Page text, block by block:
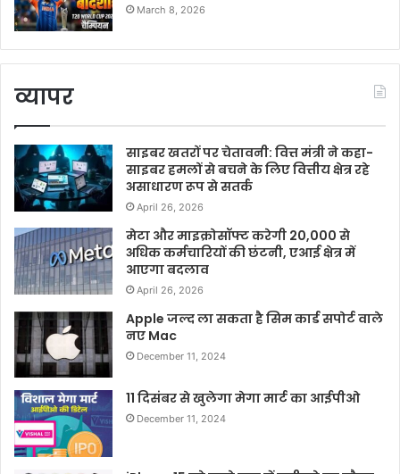
March 8, 2026
व्यापर
साइबर खतरों पर चेतावनी: वित्त मंत्री ने कहा-
साइबर हमलों से बचने के लिए वित्तीय क्षेत्र रहे
असाधारण रूप से सतर्क
April 26, 2026
मेटा और माइक्रोसॉफ्ट करेगी 20,000 से
अधिक कर्मचारियों की छंटनी, एआई क्षेत्र में
आएगा बदलाव
April 26, 2026
Apple जल्द ला सकता है सिम कार्ड सपोर्ट वाले
नए Mac
December 11, 2024
11 दिसंबर से खुलेगा मेगा मार्ट का आईपीओ
December 11, 2024